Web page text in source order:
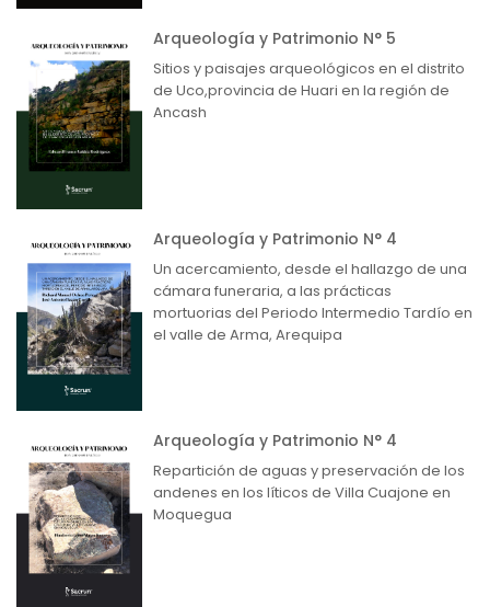
Arqueología y Patrimonio N° 5
Sitios y paisajes arqueológicos en el distrito
de Uco,provincia de Huari en la región de
Ancash
Arqueología y Patrimonio N° 4
Un acercamiento, desde el hallazgo de una
cámara funeraria, a las prácticas
mortuorias del Periodo Intermedio Tardío en
el valle de Arma, Arequipa
Arqueología y Patrimonio N° 4
Repartición de aguas y preservación de los
andenes en los líticos de Villa Cuajone en
Moquegua